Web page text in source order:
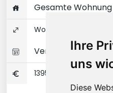
Ihre
uns
Diese
Gesamte Wohnung
Wohnungseigentum
Verfügbar 01-10-
1395